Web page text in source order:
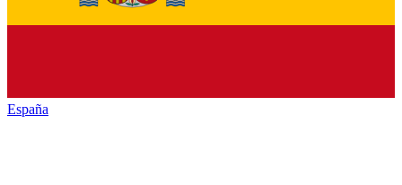
España